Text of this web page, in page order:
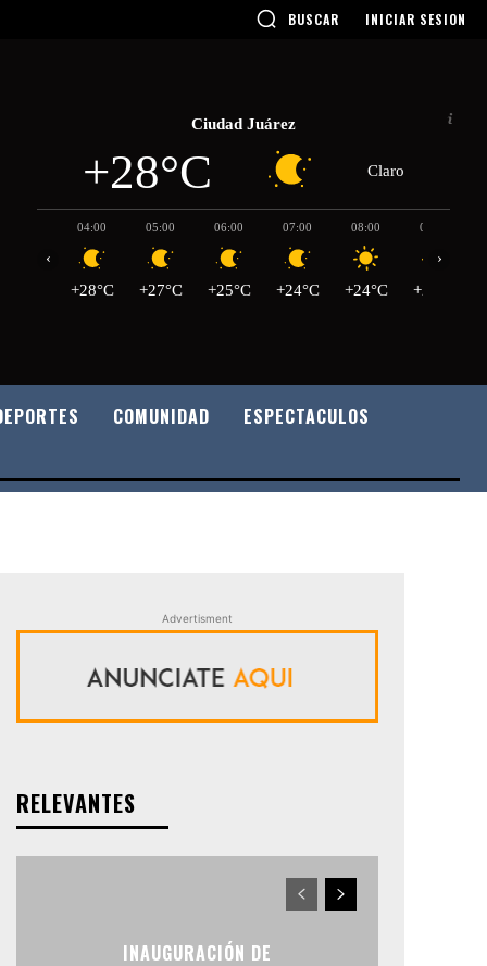
BUSCAR INICIAR SESION
Ciudad Juárez
+28°C Claro
04:00
+28°C
05:00
+27°C
06:00
+25°C
07:00
+24°C
08:00
+24°C
09:00
+27°C
‹ ›
COMUNIDAD
ESPECTACULOS
Advertisment
RELEVANTES
INAUGURACIÓN DE